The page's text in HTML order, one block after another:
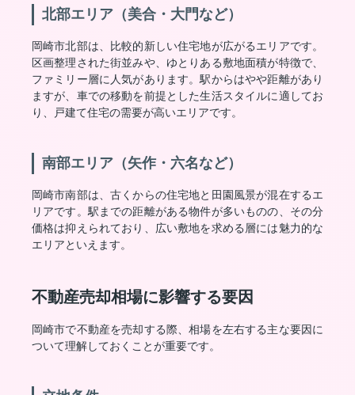
北部エリア（美合・大門など）
岡崎市北部は、比較的新しい住宅地が広がるエリアです。
区画整理された街並みや、ゆとりある敷地面積が特徴で、
ファミリー層に人気があります。駅からはやや距離があり
ますが、車での移動を前提とした生活スタイルに適してお
り、戸建て住宅の需要が高いエリアです。
南部エリア（矢作・六名など）
岡崎市南部は、古くからの住宅地と田園風景が混在するエ
リアです。駅までの距離がある物件が多いものの、その分
価格は抑えられており、広い敷地を求める層には魅力的な
エリアといえます。
不動産売却相場に影響する要因
岡崎市で不動産を売却する際、相場を左右する主な要因に
ついて理解しておくことが重要です。